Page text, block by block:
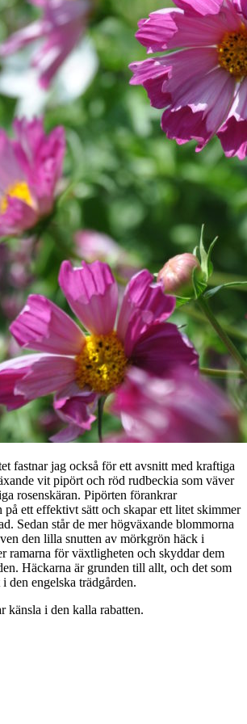
fastnar jag också för ett avsnitt med kraftiga
vit pipört och röd rudbeckia som väver
rosenskäran. Pipörten förankrar
på ett effektivt sätt och skapar ett litet skimmer
Sedan står de mer högväxande blommorna
den lilla snutten av mörkgrön häck i
ramarna för växtligheten och skyddar dem
Häckarna är grunden till allt, och det som
den engelska trädgården.